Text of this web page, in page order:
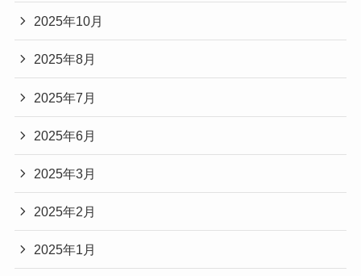
2025年10月
2025年8月
2025年7月
2025年6月
2025年3月
2025年2月
2025年1月